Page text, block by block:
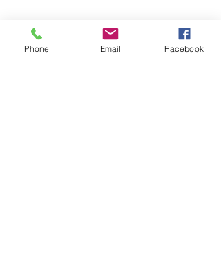
Phone Email Facebook